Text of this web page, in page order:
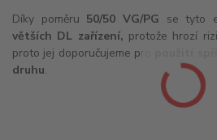
Díky poměru 50/50 VG/PG se tyto
větších DL zařízení, protože hrozí
proto jej doporučujeme pro
použití
druhu.